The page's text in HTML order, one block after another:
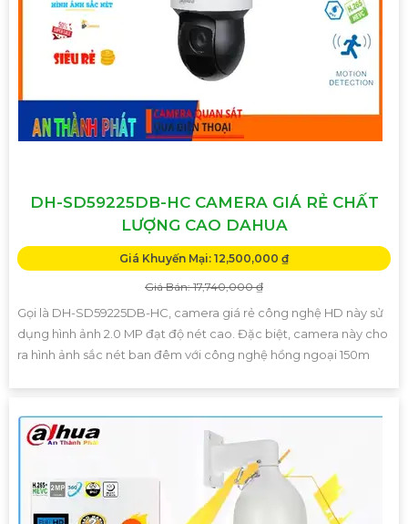
DH-SD59225DB-HC CAMERA GIÁ RẺ CHẤT
LƯỢNG CAO DAHUA
Giá Khuyến Mại: 12,500,000 ₫
Giá Bán: 17,740,000 ₫
Gọi là DH-SD59225DB-HC, camera giá rẻ công nghệ HD này sử
dụng hình ảnh 2.0 MP đạt độ nét cao. Đặc biệt, camera này cho
ra hình ảnh sắc nét ban đêm với công nghệ hồng ngoại 150m